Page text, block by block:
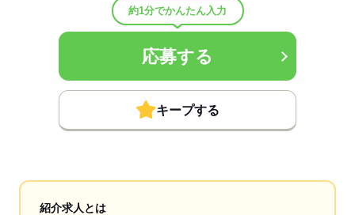
約1分でかんたん入力
応募する
キープする
紹介求人とは